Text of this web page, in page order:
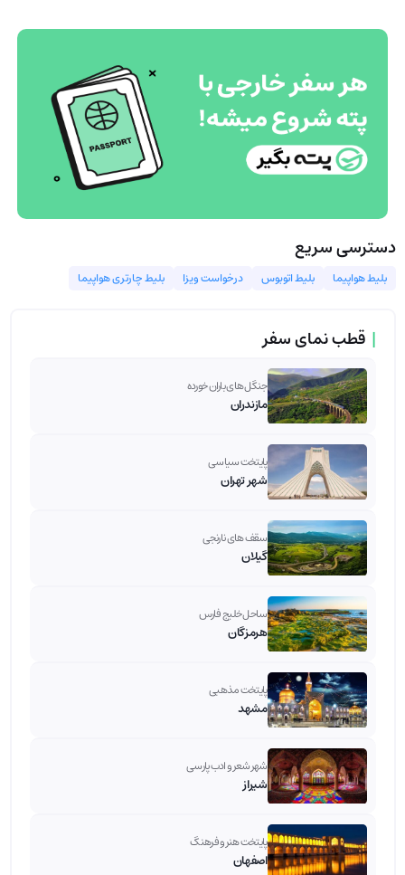
دسترسی سریع
بلیط هواپیما بلیط اتوبوس درخواست ویزا بلیط چارتری هواپیما
| قطب نمای سفر
جنگل های باران خورده
مازندران
پایتخت سیاسی
شهر تهران
سقف های نارنجی
گیلان
ساحل خلیج فارس
هرمزگان
پایتخت مذهبی
مشهد
شهر شعر و ادب پارسی
شیراز
پایتخت هنر و فرهنگ
اصفهان